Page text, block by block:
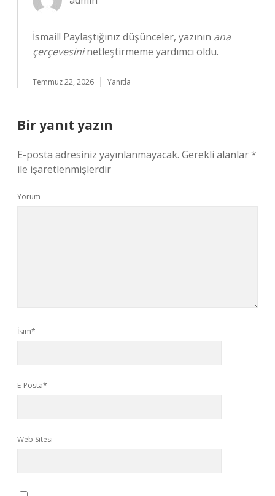
İsmail! Paylaştığınız düşünceler, yazının ana
çerçevesininetleştirmeme yardımcı oldu.
Temmuz 22, 2026 Yanıtla
Bir yanıt yazın
E-posta adresiniz yayınlanmayacak. Gerekli alanlar*
ile işaretlenmişlerdir
Yorum
İsim*
E-Posta*
Web Sitesi